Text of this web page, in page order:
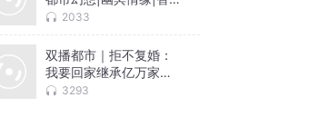
在线|斗智斗勇
2033
双播都市｜拒不复婚：
我要回家继承亿万家产
｜小怪兽爱吃彩虹糖团
3293